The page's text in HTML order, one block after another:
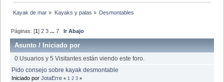
Kayak de mar » Kayaks y palas » Desmontables
Páginas: [1]2 3 ...7 Ir Abajo
Asunto / Iniciado por
0 Usuarios y 5 Visitantes están viendo este foro.
Pido consejo sobre kayak desmontable
Iniciado por JotaErre « 1 2 3 »